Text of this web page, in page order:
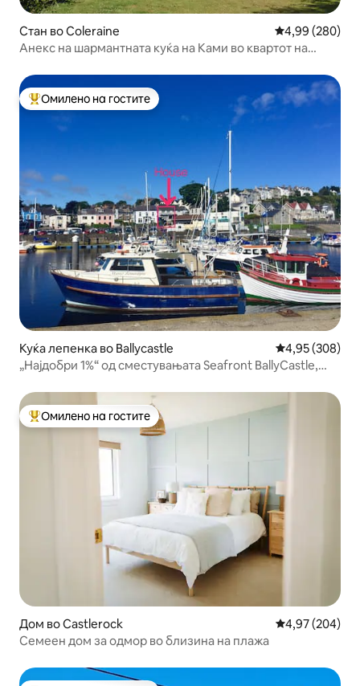
Стан во Coleraine Просечна
4,99 (280)
Анекс на шармантната куќа на Ками во квартот на
Меѓу најуспешните „Омилени на гостите“
Омилено на гостите
Куќа лепенка во Ballycastle Просечна
4,95 (308)
„Најдобри 1%“ од сместувањата Seafront BallyCastle,
Меѓу најуспешните „Омилени на гостите“
Омилено на гостите
Дом во Castlerock Просечна
4,97 (204)
Семеен дом за одмор во близина на плажа